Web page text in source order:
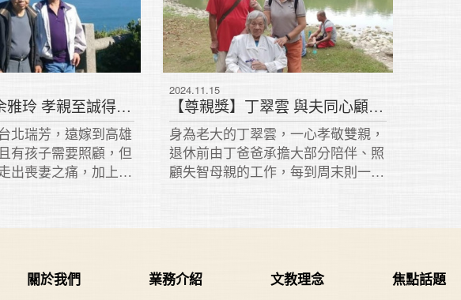
【尊親獎】余雅玲 孝親至誠得助力
北瑞芳，遠嫁到高雄
有孩子需要照顧，但
出喪妻之痛，加上走
，及感念父母深恩，
盡心力照顧父親。
2024.11.15
【尊親獎】丁翠雲 與夫同心顧雙親
身為老大的丁翠雲，一心孝敬雙親，
退休前由丁爸爸承擔大部分陪伴、照
顧失智母親的工作，每到周末則一定
在先生的鼓勵下，便在周末將母親接
關於我們 業務介紹 文教理念 焦點話題